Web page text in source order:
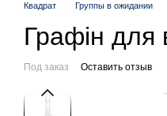
Квадрат Группы в ожидании
Графін
Под заказ Оставить отзыв